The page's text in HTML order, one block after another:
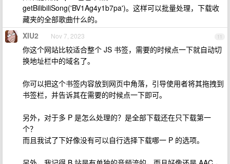
getBilibiliSong('BV1Ag4y1b7pa')。这样可以批量处理，下载收
藏夹的全部歌曲什么的。
11
XIU2 Nov 7, 2023
你这个网站比较适合整个 JS 书签，需要的时候点一下就自动切
换地址栏中的域名了。
你可以把这个书签内容放到网页中角落，引导使用者将其拖拽到
书签栏，并告诉其在需要的时候点一下即可。
另外，对于多 P 是怎么处理的？是全部下载还在只下载第一
个？
而且我试了下好像没有可以自行选择下载哪一 P 的选项。